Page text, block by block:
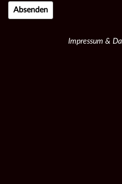
Impressum &